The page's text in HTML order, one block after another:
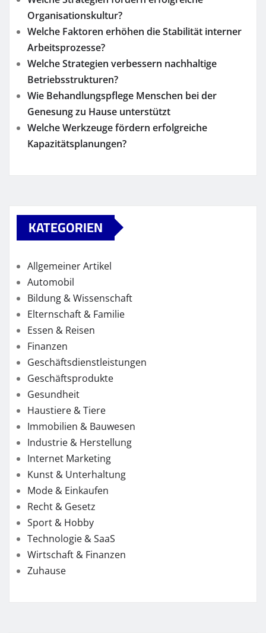
Organisationskultur?
Welche Faktoren erhöhen die Stabilität interner
Arbeitsprozesse?
Welche Strategien verbessern nachhaltige
Betriebsstrukturen?
Wie Behandlungspflege Menschen bei der
Genesung zu Hause unterstützt
Welche Werkzeuge fördern erfolgreiche
Kapazitätsplanungen?
KATEGORIEN
Allgemeiner Artikel
Automobil
Bildung & Wissenschaft
Elternschaft & Familie
Essen & Reisen
Finanzen
Geschäftsdienstleistungen
Geschäftsprodukte
Gesundheit
Haustiere & Tiere
Immobilien & Bauwesen
Industrie & Herstellung
Internet Marketing
Kunst & Unterhaltung
Mode & Einkaufen
Recht & Gesetz
Sport & Hobby
Technologie & SaaS
Wirtschaft & Finanzen
Zuhause